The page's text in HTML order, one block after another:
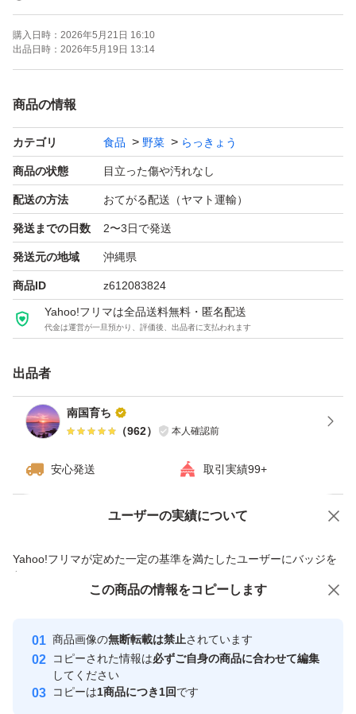
高いです。 沖縄県の他の産地と比べてみて下さい 品
質には自信があります。
のつまみとして最適です。
血液サラサラ効果もあるみたいです。
是非、顔の見える商品なので安心してお食べ下さい
産直なので色々な要望にも応えられます。宜しくお願いし
ます
バラでの発送致します
新品の段ボールで配送します。
購入日時： 2026年5月21日 16:10
出品日時： 2026年5月19日 13:14
商品の情報
カテゴリ 食品 野菜 らっきょう
商品の状態 目立った傷や汚れなし
配送の方法 おてがる配送（ヤマト運輸）
発送までの日数 2〜3日で発送
発送元の地域 沖縄県
商品ID z612083824
Yahoo!フリマは全品送料無料・匿名配送
代金は運営が一旦預かり、評価後、出品者に支払われます
出品者
南国育ち
（962） 本人確認前
安心発送 取引実績99+
ユーザーの実績について
Yahoo!フリマが定めた一定の基準を満たしたユーザーにバッジを
付与しています
安心取引出品者
心・安全なユーザーです
取引実績
価格の相談 商品への質問
この商品の情報をコピーします
商品画像の無断転載は禁止されています
コピーされた情報は必ずご自身の商品に合わせて編集
してください
コピーは1商品につき1回です
この商品をみている人にオススメ